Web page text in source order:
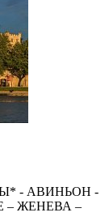
- АВИНЬОН -
– ЖЕНЕВА –